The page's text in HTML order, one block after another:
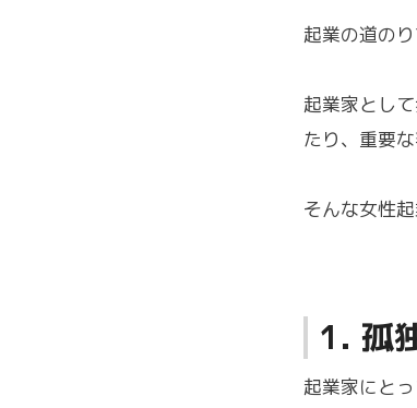
起業の道の
起業家とし
たり、重要
そんな女性
1. 孤
起業家にと